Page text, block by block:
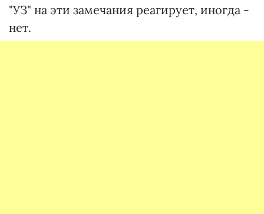
"УЗ" на эти замечания реагирует, иногда -
нет.